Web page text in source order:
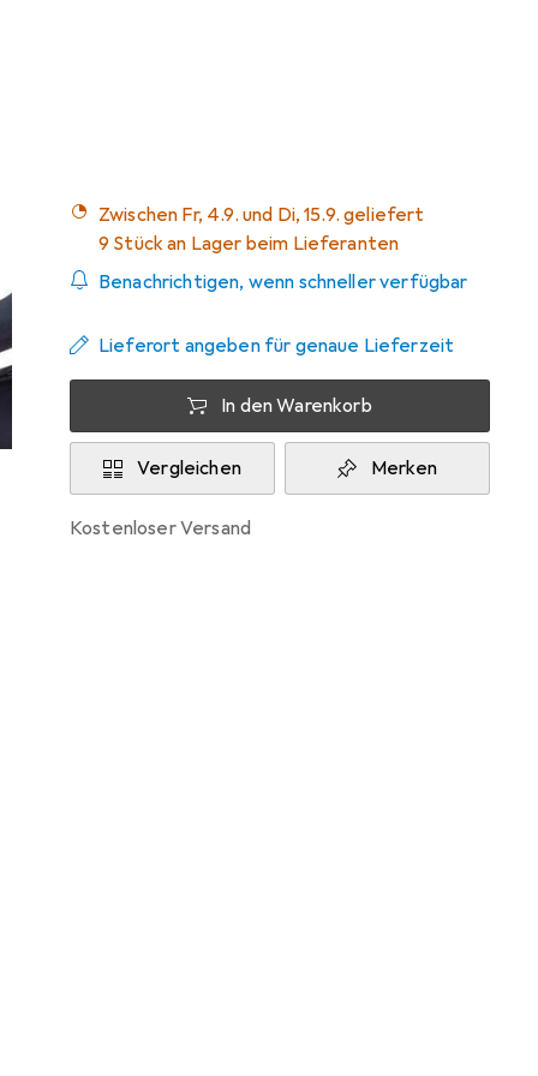
Zwischen Fr, 4.9. und Di, 15.9. geliefert
9 Stück an Lager beim Lieferanten
Benachrichtigen, wenn schneller verfügbar
Lieferort angeben für genaue Lieferzeit
In den Warenkorb
Vergleichen Merken
kostenloser Versand